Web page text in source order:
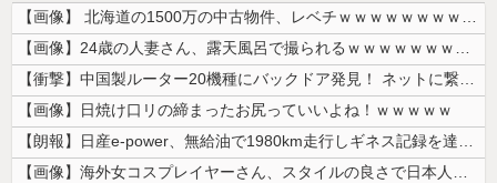
【画像】 北海道の1500万の中古物件、レベチｗｗｗｗｗｗｗｗｗｗｗｗ...
【画像】24歳の人妻さん、露天風呂で撮られるｗｗｗｗｗｗｗｗｗｗｗｗ...
【衝撃】中国製ルーター20機種にバックドア発見！ ネットに繋ぐだけで3...
【画像】日焼け口リの締まったお尻っていいよね！ｗｗｗｗｗ
【朗報】日産e-power、無給油で1980km走行しギネス記録を達成...
【画像】海外女コスプレイヤーさん、スタイルの良さで日本人を圧倒してしま...